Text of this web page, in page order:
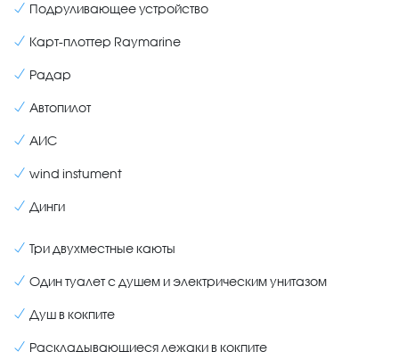
Подруливающее устройство
Карт-плоттер Raymarine
Радар
Автопилот
АИС
wind instument
Динги
Три двухместные каюты
Один туалет с душем и электрическим унитазом
Душ в кокпите
Раскладывающиеся лежаки в кокпите